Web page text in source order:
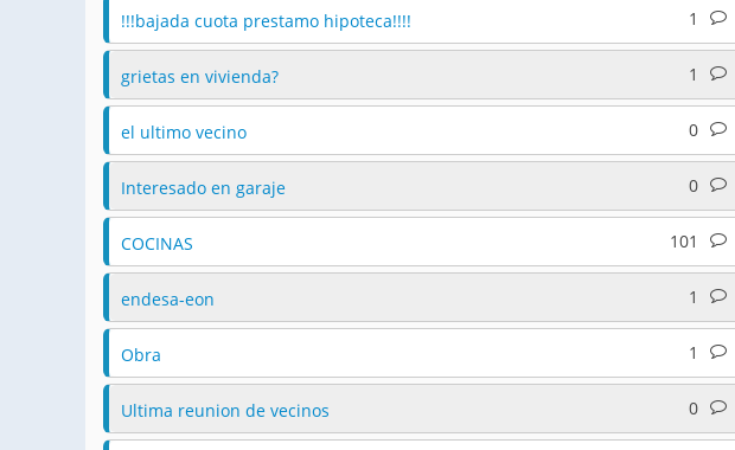
!!!bajada cuota prestamo hipoteca!!!! 1
grietas en vivienda? 1
el ultimo vecino 0
Interesado en garaje 0
COCINAS 101
endesa-eon 1
Obra 1
Ultima reunion de vecinos 0